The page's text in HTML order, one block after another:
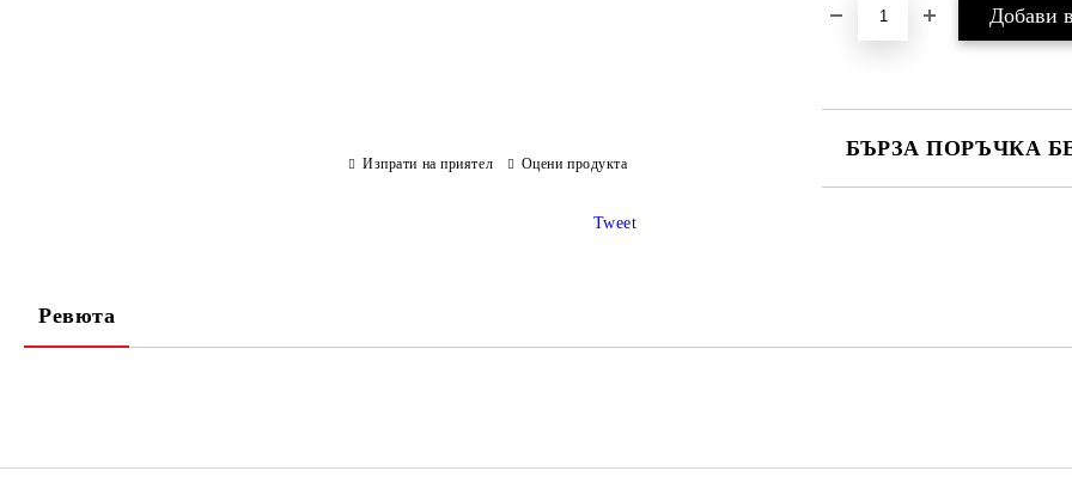
БЪРЗА ПОРЪЧКА
Изпрати на приятел Оцени продукта
Tweet
Ревюта